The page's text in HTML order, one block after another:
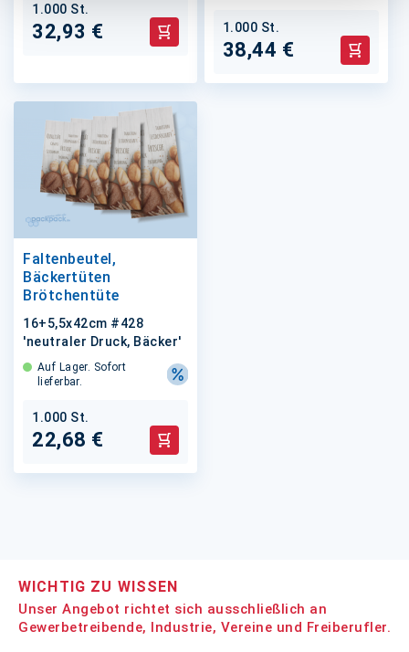
1.000 St.
32,93 € In den Warenkorb
1.000 St.
38,44 € In den
Faltenbeutel,
Bäckertüten
Brötchentüte
16+5,5x42cm #428
'neutraler Druck, Bäcker'
Auf Lager. Sofort
lieferbar.
1.000 St.
22,68 € In den Warenkorb
WICHTIG ZU WISSEN
Unser Angebot richtet sich ausschließlich an
Gewerbetreibende, Industrie, Vereine und Freiberufler.